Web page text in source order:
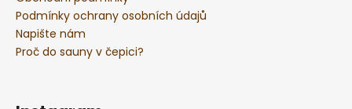
Podmínky ochrany osobních údajů
Napište nám
Proč do sauny v čepici?